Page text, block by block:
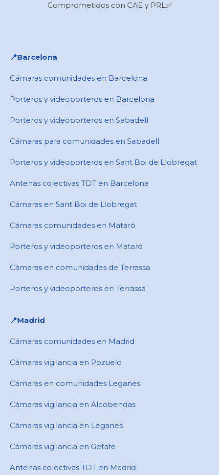
Comprometidos con CAE y PRL✅
📍​Barcelona
Cámaras comunidades en Barcelona
Porteros y videoporteros en Barcelona
Porteros y videoporteros en Sabadell
Cámaras para comunidades en ​Sabadell
Porteros y videoporteros en ​Sant Boi de Llobregat
Antenas colectivas TDT en Barcelona
Cámaras en ​Sant Boi de Llobregat
Cámaras comunidades en Mataró
Porteros y videoporteros en Mataró
Cámaras en comunidades de Terrassa
Porteros y videoporteros en Terrassa
📍​Madrid
Cámaras comunidades en Madrid
Cámaras vigilancia en Pozuelo
Cámaras en comunidades Leganes
Cámaras vigilancia en Alcobendas
Cámaras vigilancia en Leganes
Cámaras vigilancia en Getafe
Antenas colectivas TDT en Madrid